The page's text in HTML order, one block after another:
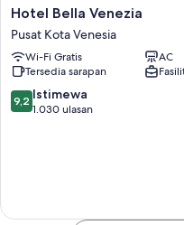
kamar di properti ini.
Fasilitas lainnya termasuk:
Perlengkapan mandi gratis
Televisi layar datar dengan
Penghangat ruangan, setiap
Hotel
Bella
Venezia
Pusat
Kota
Venesia
Hotel Bella Venezia
Pusat Kota Venesia
Wi-Fi Gratis
AC
Tersedia sarapan
9.2
dari
9,2 Istimewa
1.030 ulasan